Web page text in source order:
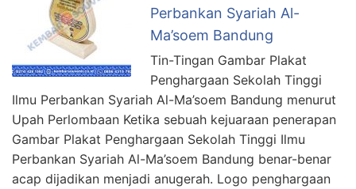
Perbankan Syariah Al-
Ma’soem Bandung
Tin-Tingan Gambar Plakat
Penghargaan Sekolah Tinggi
Ilmu Perbankan Syariah Al-Ma’soem Bandung menurut
Upah Perlombaan Ketika sebuah kejuaraan penerapan
Gambar Plakat Penghargaan Sekolah Tinggi Ilmu
Perbankan Syariah Al-Ma’soem Bandung benar-benar
acap dijadikan menjadi anugerah. Logo penghargaan